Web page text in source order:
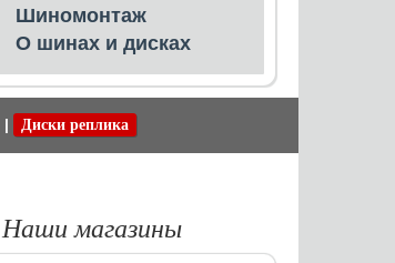
Шиномонтаж
О шинах и дисках
| Диски реплика
Наши магазины